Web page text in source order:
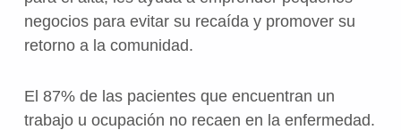
negocios para evitar su recaída y promover su
retorno a la comunidad.
El 87% de las pacientes que encuentran un
trabajo u ocupación no recaen en la enfermedad.